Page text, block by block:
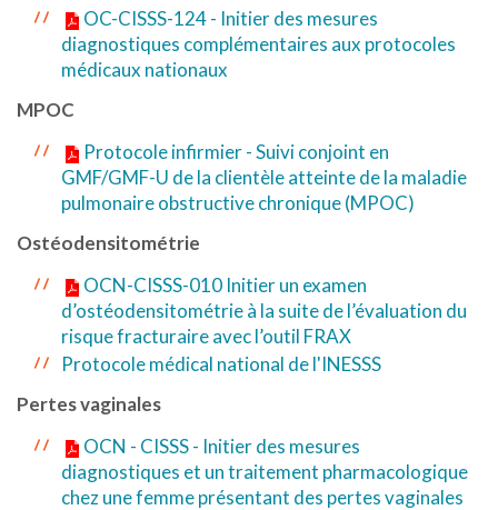
OC-CISSS-124 - Initier des mesures
diagnostiques complémentaires aux protocoles
médicaux nationaux
MPOC
Protocole infirmier - Suivi conjoint en
GMF/GMF-U de la clientèle atteinte de la maladie
pulmonaire obstructive chronique (MPOC)
Ostéodensitométrie
OCN-CISSS-010 Initier un examen
d’ostéodensitométrie à la suite de l’évaluation du
risque fracturaire avec l’outil FRAX
Protocole médical national de l'INESSS
Pertes vaginales
OCN - CISSS - Initier des mesures
diagnostiques et un traitement pharmacologique
chez une femme présentant des pertes vaginales